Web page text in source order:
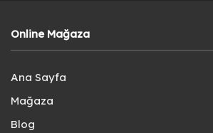
Online Mağaza
Ana Sayfa
Mağaza
Blog